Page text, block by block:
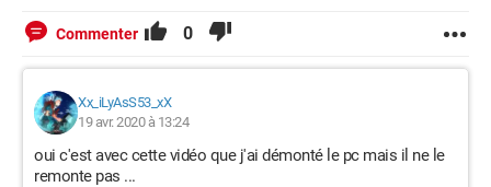
Commenter 0
Xx_iLyAsS53_xX
19 avr. 2020 à 13:24
oui c'est avec cette vidéo que j'ai démonté le pc mais il ne le
remonte pas ...